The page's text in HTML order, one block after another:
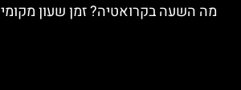
מה השעה בקרואטיה? זמן שעון מקומי